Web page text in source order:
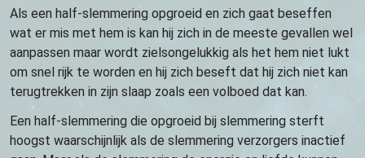
Als een half-slemmering opgroeid en zich gaat beseffen
wat er mis met hem is kan hij zich in de meeste gevallen wel
aanpassen maar wordt zielsongelukkig als het hem niet lukt
om snel rijk te worden en hij zich beseft dat hij zich niet kan
terugtrekken in zijn slaap zoals een volboed dat kan.
Een half-slemmering die opgroeid bij slemmering sterft
hoogst waarschijnlijk als de slemmering verzorgers inactief